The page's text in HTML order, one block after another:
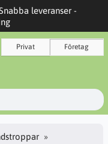
leveranser -
Privat Företag